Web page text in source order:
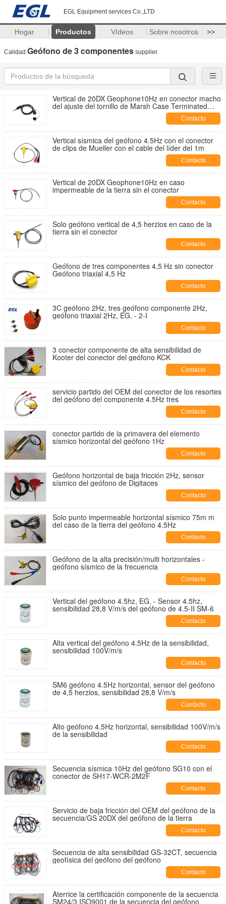
EGL Equipment services Co.,LTD
Hogar Productos Vídeos Sobre nosotros >>
Calidad Geófono de 3 componentes supplier.
Vertical de 20DX Geophone10Hz en conector macho
del ajuste del tornillo de Marsh Case Terminated
Contacto
Vertical sísmica del geófono 4.5Hz con el conector
de clips de Mueller con el cable del líder del 1m
Contacto
Vertical de 20DX Geophone10Hz en caso
impermeable de la tierra sin el conector
Contacto
Solo geófono vertical de 4,5 herzios en caso de la
tierra sin el conector
Contacto
Geófono de tres componentes 4,5 Hz sin conector
Geófono triaxial 4,5 Hz
Contacto
3C geófono 2Hz, tres geófono componente 2Hz,
geófono triaxial 2Hz, EG. - 2-I
Contacto
3 conector componente de alta sensibilidad de
Kooter del conector del geófono KCK
Contacto
servicio partido del OEM del conector de los resortes
del geófono del componente 4.5Hz tres
Contacto
conector partido de la primavera del elemento
sísmico horizontal del geófono 1Hz
Contacto
Geófono horizontal de baja fricción 2Hz, sensor
sísmico del geófono de Digitaces
Contacto
Solo punto impermeable horizontal sísmico 75m m
del caso de la tierra del geófono 4.5Hz
Contacto
Geófono de la alta precisión/multi horizontales -
geófono sísmico de la frecuencia
Contacto
Vertical del geófono 4.5hz, EG. - Sensor 4.5hz,
sensibilidad 28,8 V/m/s del geófono de 4.5-II SM-6
Contacto
Alta vertical del geófono 4.5Hz de la sensibilidad,
sensibilidad 100V/m/s
Contacto
SM6 geófono 4.5Hz horizontal, sensor del geófono
de 4,5 herzios, sensibilidad 28,8 V/m/s
Contacto
Alto geófono 4.5Hz horizontal, sensibilidad 100V/m/s
de la sensibilidad
Contacto
Secuencia sísmica 10Hz del geófono SG10 con el
conector de SH17-WCR-2M2F
Contacto
Servicio de baja fricción del OEM del geófono de la
secuencia/GS 20DX del geófono de la tierra
Contacto
Secuencia de alta sensibilidad GS-32CT, secuencia
geofísica del geófono del geófono
Contacto
Aterrice la certificación componente de la secuencia
SM24/3 ISO9001 de la secuencia del geófono